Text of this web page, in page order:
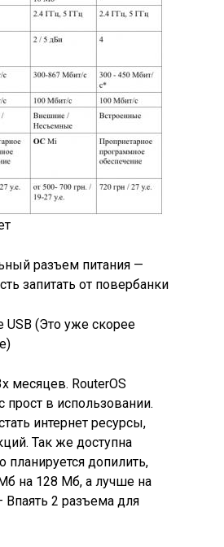
разъем питания —
запитать от повербанки
USB (Это уже скорее
месяцев. RouterOS
в использовании.
интернет ресурсы,
Так же доступна
планируется допилить,
на 128 Мб, а лучше на
2 разъема для